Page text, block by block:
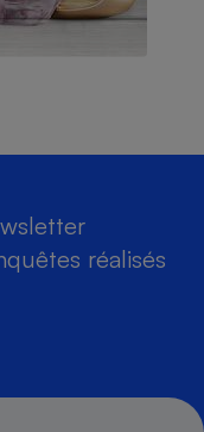
réalisés